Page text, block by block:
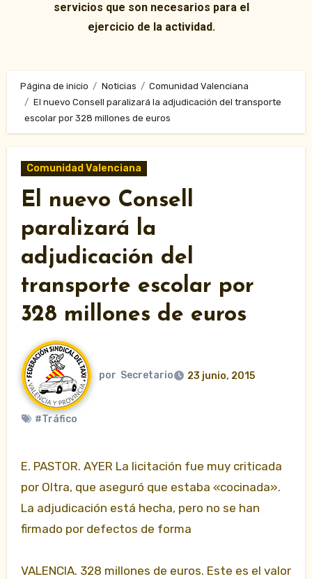
servicios que son necesarios para el
ejercicio de la actividad.
Página de inicio Noticias
Comunidad Valenciana
El nuevo Consell paralizará la adjudicación del transporte
escolar por 328 millones de euros
Comunidad Valenciana
El nuevo Consell
paralizará la
adjudicación del
transporte escolar por
328 millones de euros
por Secretario 23 junio, 2015
#Tráfico
E. PASTOR. AYER La licitación fue muy criticada
por Oltra, que aseguró que estaba «cocinada».
La adjudicación está hecha, pero no se han
firmado por defectos de forma
VALENCIA. 328 millones de euros. Este es el valor